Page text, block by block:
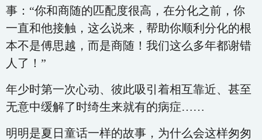
事：“你和商随的匹配度很高，在分化之前，你
一直和他接触，这么说来，帮助你顺利分化的根
本不是傅思越，而是商随！我们这么多年都谢错
人了！”
年少时第一次心动、彼此吸引着相互靠近、甚至
无意中缓解了时绮生来就有的病症……
明明是夏日童话一样的故事，为什么会这样匆匆